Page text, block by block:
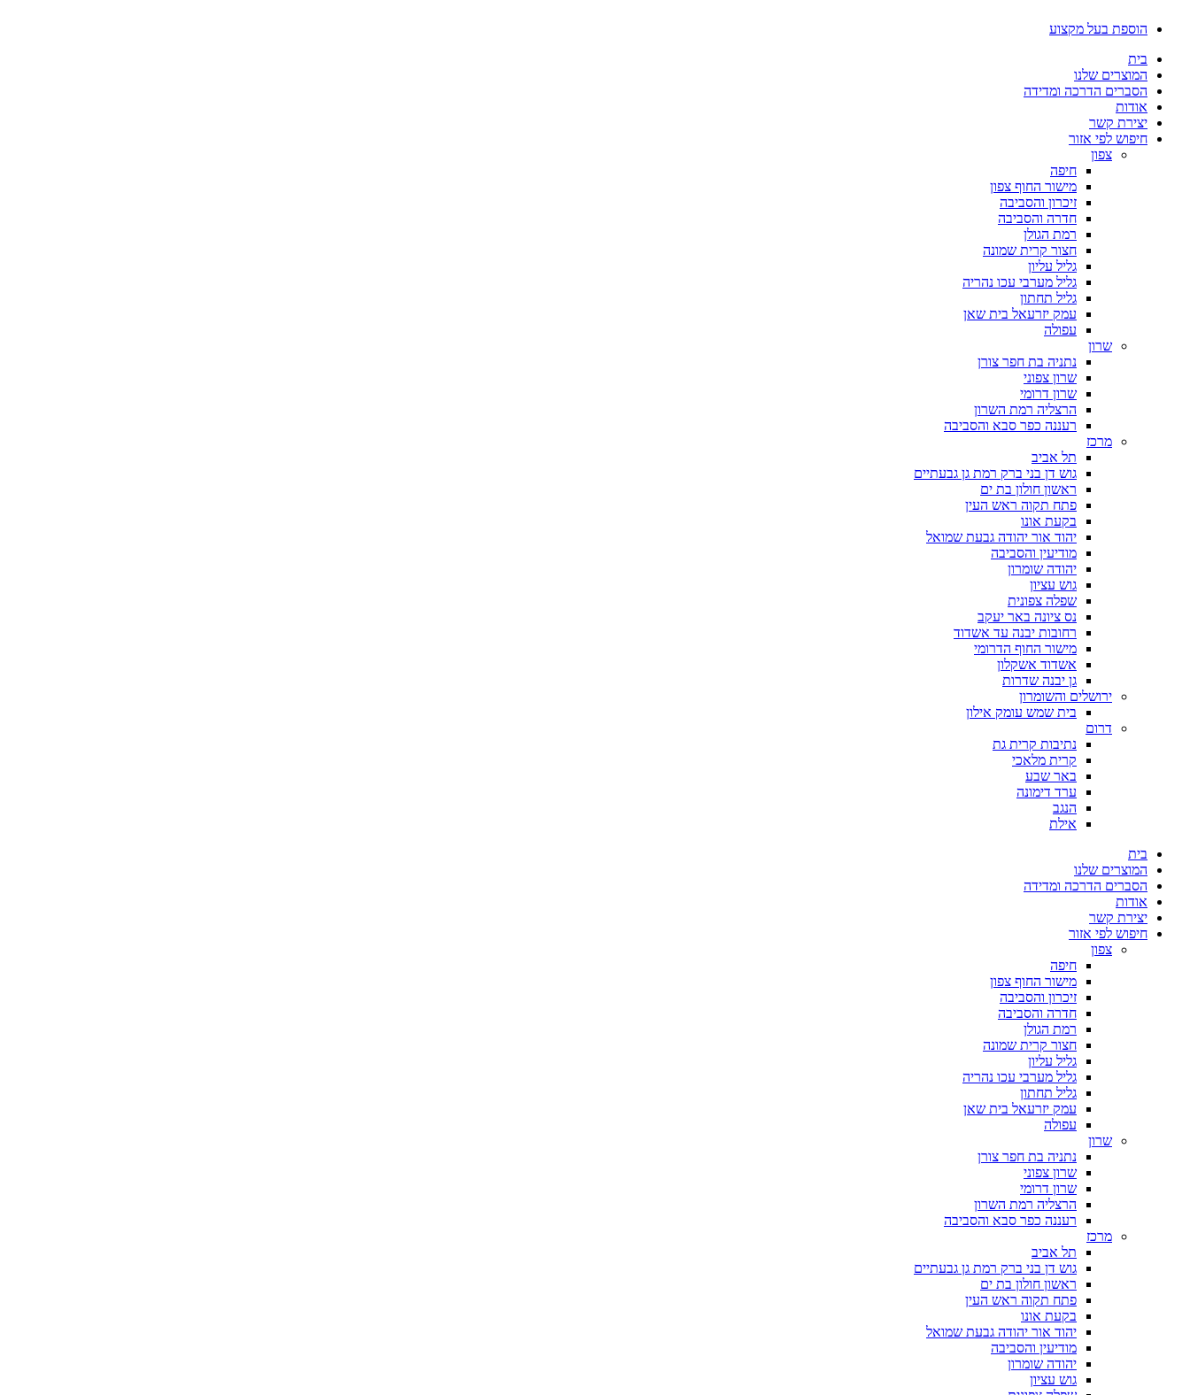
לתוכן
הוספת בעל מקצוע
בית
המוצרים שלנו
הסברים הדרכה ומדידה
אודות
יצירת קשר
חיפוש לפי אזור
צפון
חיפה
מישור החוף צפון
זיכרון והסביבה
חדרה והסביבה
רמת הגולן
חצור קרית שמונה
גליל עליון
גליל מערבי עכו נהריה
גליל תחתון
עמק יזרעאל בית שאן
עפולה
שרון
נתניה בת חפר צורן
שרון צפוני
שרון דרומי
הרצליה רמת השרון
רעננה כפר סבא והסביבה
מרכז
תל אביב
גוש דן בני ברק רמת גן גבעתיים
ראשון חולון בת ים
פתח תקוה ראש העין
בקעת אונו
יהוד אור יהודה גבעת שמואל
מודיעין והסביבה
יהודה שומרון
גוש עציון
שפלה צפונית
נס ציונה באר יעקב
רחובות יבנה עד אשדוד
מישור החוף הדרומי
אשדוד אשקלון
גן יבנה שדרות
ירושלים והשומרון
בית שמש עומק אילון
דרום
נתיבות קרית גת
קרית מלאכי
באר שבע
ערד דימונה
הנגב
אילת
בית
המוצרים שלנו
הסברים הדרכה ומדידה
אודות
יצירת קשר
חיפוש לפי אזור
צפון
חיפה
מישור החוף צפון
זיכרון והסביבה
חדרה והסביבה
רמת הגולן
חצור קרית שמונה
גליל עליון
גליל מערבי עכו נהריה
גליל תחתון
עמק יזרעאל בית שאן
עפולה
שרון
נתניה בת חפר צורן
שרון צפוני
שרון דרומי
הרצליה רמת השרון
רעננה כפר סבא והסביבה
מרכז
תל אביב
גוש דן בני ברק רמת גן גבעתיים
ראשון חולון בת ים
פתח תקוה ראש העין
בקעת אונו
יהוד אור יהודה גבעת שמואל
מודיעין והסביבה
יהודה שומרון
גוש עציון